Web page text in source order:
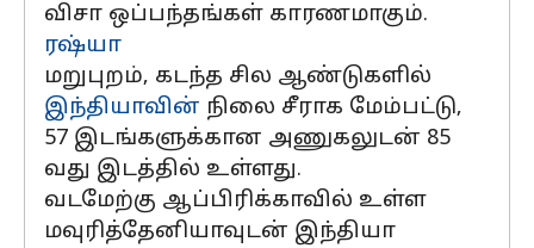
விசா ஒப்பந்தங்கள் காரணமாகும்.
ரஷ்யா
மறுபுறம், கடந்த சில ஆண்டுகளில்
இந்தியாவின் நிலை சீராக மேம்பட்டு,
57 இடங்களுக்கான அணுகலுடன் 85
வது இடத்தில் உள்ளது.
வடமேற்கு ஆப்பிரிக்காவில் உள்ள
மவுரித்தேனியாவுடன் இந்தியா